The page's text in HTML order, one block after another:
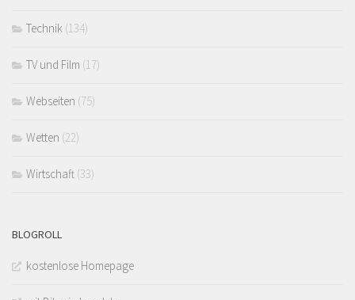
Technik (134)
TV und Film (17)
Webseiten (75)
Wetten (22)
Wirtschaft (33)
BLOGROLL
kostenlose Homepage